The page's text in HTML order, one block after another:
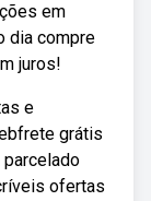
em
dia compre
juros!
e
grátis
ofertas